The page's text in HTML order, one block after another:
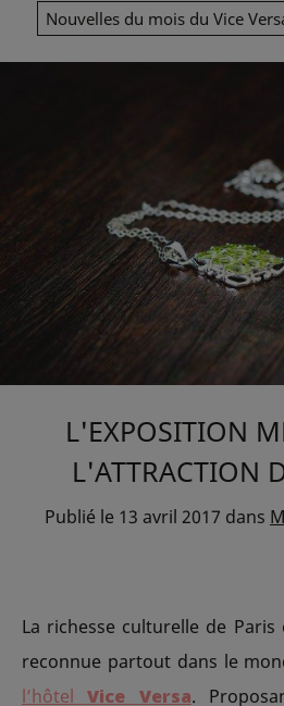
Nouvelles du mois du Vice
L'EXPOSITION
L'ATTRACTION
Publié le 13 avril 2017 dans
La richesse culturelle de Paris
reconnue partout dans le
l’hôtelVice Versa.